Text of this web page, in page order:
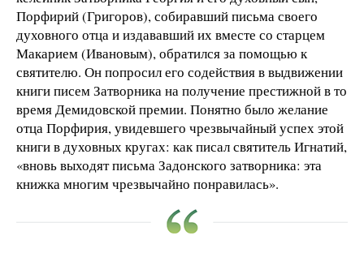
Порфирий (Григоров), собиравший письма своего
духовного отца и издававший их вместе со старцем
Макарием (Ивановым), обратился за помощью к
святителю. Он попросил его содействия в выдвижении
книги писем Затворника на получение престижной в то
время Демидовской премии. Понятно было желание
отца Порфирия, увидевшего чрезвычайный успех этой
книги в духовных кругах: как писал святитель Игнатий,
«вновь выходят письма Задонского затворника: эта
книжка многим чрезвычайно понравилась».